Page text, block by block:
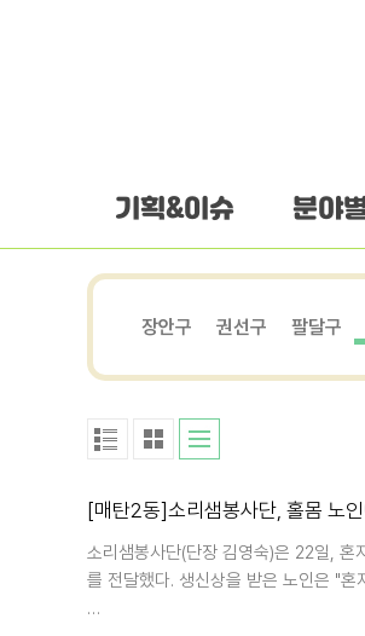
기획&이슈 분야
장안구 권선구 팔달구
[매탄2동]소리샘봉사단, 홀몸 노
소리샘봉사단(단장 김영숙)은 22일, 혼
를 전달했다. 생신상을 받은 노인은 "
…